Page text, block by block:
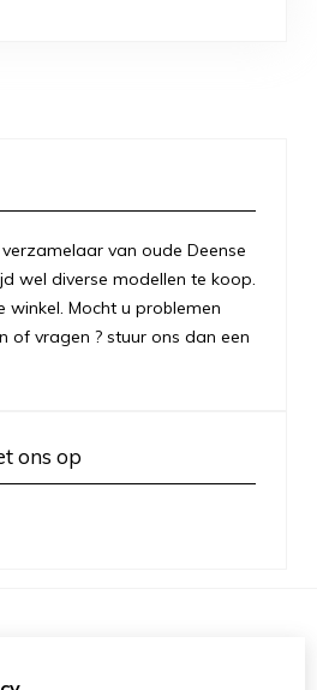
van oude Deense
wel diverse modellen te koop.
winkel. Mocht u problemen
of vragen ? stuur ons dan een
ons op